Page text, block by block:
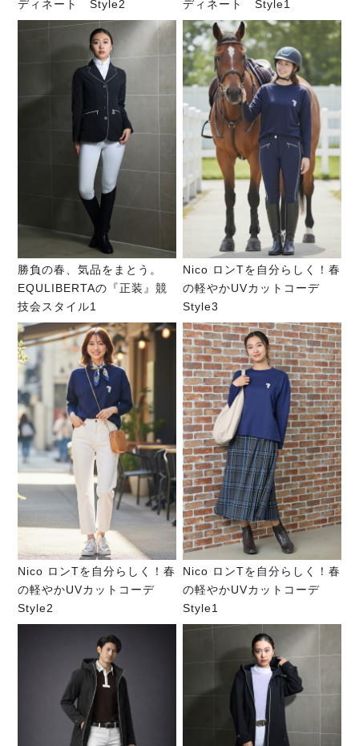
ディネート Style2 ディネート Style1
勝負の春、気品をまとう。
EQULIBERTAの『正装』競
技会スタイル1
Nico ロンTを自分らしく！春
の軽やかUVカットコーデ
Style3
Nico ロンTを自分らしく！春
の軽やかUVカットコーデ
Style2
Nico ロンTを自分らしく！春
の軽やかUVカットコーデ
Style1